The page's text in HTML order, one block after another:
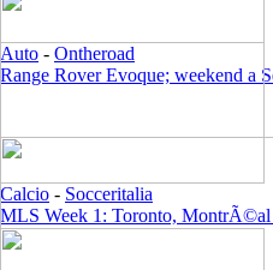
Auto - Ontheroad
Range Rover Evoque; weekend a
Calcio - Socceritalia
MLS Week 1: Toronto, MontrÃ©al